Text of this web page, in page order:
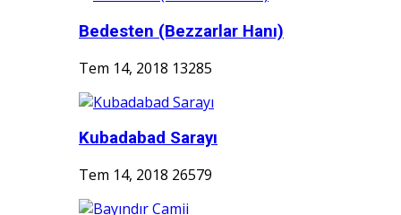
Bedesten (Bezzarlar Hanı)
Tem 14, 2018 13285
Kubadabad Sarayı
Tem 14, 2018 26579